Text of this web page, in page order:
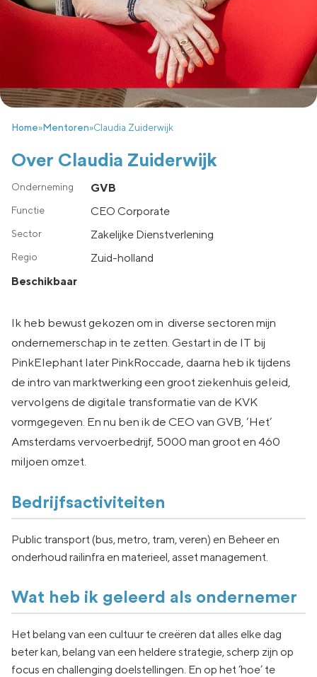
Home»Mentoren»Claudia Zuiderwijk
Over Claudia Zuiderwijk
GVB
CEO Corporate
Zakelijke Dienstverlening
zuid-holland
Beschikbaar
Ik heb bewust gekozen om in diverse sectoren mijn
ondernemerschap in te zetten. Gestart in de IT bij
PinkElephant later PinkRoccade, daarna heb ik tijdens
de intro van marktwerking een groot ziekenhuis geleid,
vervolgens de digitale transformatie van de KVK
vormgegeven. En nu ben ik de CEO van GVB, ‘Het’
Amsterdams vervoerbedrijf, 5000 man groot en 460
miljoen omzet.
Bedrijfsactiviteiten
Public transport (bus, metro, tram, veren) en Beheer en
onderhoud railinfra en materieel, asset management.
Wat heb ik geleerd als ondernemer
Het belang van een cultuur te creëren dat alles elke dag
beter kan, belang van een heldere strategie, scherp zijn op
focus en challenging doelstellingen. En op het ‘hoe’ te